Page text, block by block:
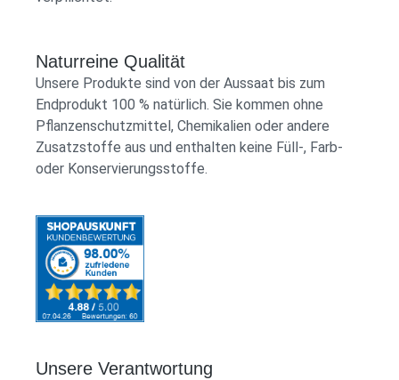
Naturreine Qualität
Unsere Produkte sind von der Aussaat bis zum
Endprodukt 100 % natürlich. Sie kommen ohne
Pflanzenschutzmittel, Chemikalien oder andere
Zusatzstoffe aus und enthalten keine Füll-, Farb-
oder Konservierungsstoffe.
Unsere Verantwortung